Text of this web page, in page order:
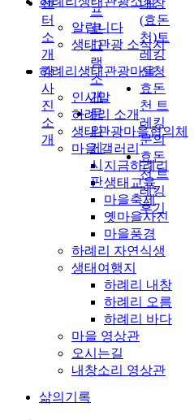
알립니다
생태관광 소식지
하례리생태관광마을
인사말
하례리 소개
생태관광마을협의체
마을 갤러리
지금하례리
생태교육
마을축제
옛마을사진
마을풍경
하례리 자연식생
생태여행지
하례리 내창
하례리 오름
하례리 바다
마을 영상관
오시는길
내창소리 영상관
삶의기록
센
터
소
개
강
사
진
소
개
프
로
그
램
소
개
문
의
게
시
판
내창
(효돈
천)트
레킹
신청
효돈
천 트
레킹
문의
효돈
천 트
레킹
후기